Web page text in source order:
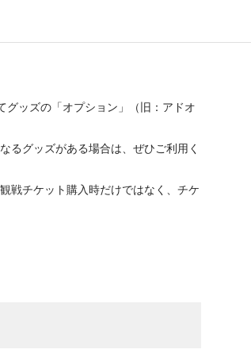
ッズの「オプション」（旧：アドオ
るグッズがある場合は、ぜひご利用く
戦チケット購入時だけではなく、チケ